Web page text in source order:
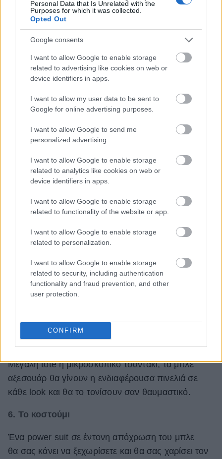
Personal Data that Is Unrelated with the
Purposes for which it was collected.
Opted Out
Google consents
I want to allow Google to enable storage
related to advertising like cookies on web or
device identifiers in apps.
I want to allow my user data to be sent to
Google for online advertising purposes.
I want to allow Google to send me
personalized advertising.
I want to allow Google to enable storage
related to analytics like cookies on web or
device identifiers in apps.
I want to allow Google to enable storage
related to functionality of the website or app.
I want to allow Google to enable storage
related to personalization.
I want to allow Google to enable storage
related to security, including authentication
functionality and fraud prevention, and other
user protection.
CONFIRM
Mεγάλη tote ή μικροσκοπικό τσαντάκι, τα μπλε
αξεσουάρ θα γίνουν η ενδιαφέρουσα πινελιά σε
κάθε look και θα το τονίσουν σαν θαυμαστικό.
6. Το κοστούμι
Ένα power suit σε έντονη απόχρωση του μπλε
θα σας κάνει να ξεχωρίσετε και θα σας χαρίσει τον